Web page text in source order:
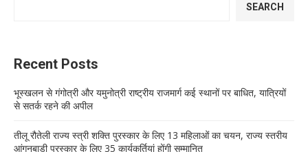
SEARCH
Recent Posts
भूस्खलन से गंगोत्री और यमुनोत्री राष्ट्रीय राजमार्ग कई स्थानों पर बाधित, यात्रियों
से सतर्क रहने की अपील
तीलू रौतेली राज्य स्त्री शक्ति पुरस्कार के लिए 13 महिलाओं का चयन, राज्य स्तरीय
आंगनबाड़ी पुरस्कार के लिए 35 कार्यकर्तियां होंगी सम्मानित